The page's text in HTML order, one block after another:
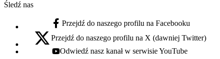
Śledź nas
facebook - otwiera się w nowej karcie
Przejdź do naszego profilu na Facebooku
x - otwiera się w nowej karcie
Przejdź do naszego profilu na X (dawniej Twitter)
youtube - otwiera się w nowej karcie
Odwiedź nasz kanał w serwisie YouTube